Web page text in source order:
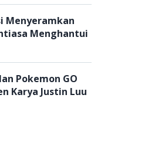
Menyeramkan
Menghantui
Pokemon GO
Karya Justin Luu